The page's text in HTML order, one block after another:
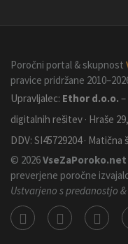
Poročni portal & skupnost
pravice pridržane
Upravljalec: Ethor d.o.o.
digitalnih rešitev · Hraše
DDV: SI45729204 · Matična
© 2026VseZaPoroko.net
preverjene poročne
Ustvarjeno s predanostjo